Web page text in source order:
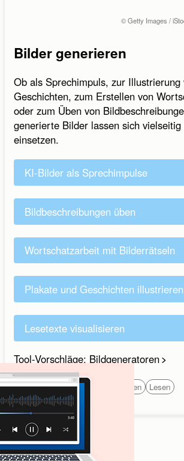
© Getty Images /
Bilder generieren
Ob als Sprechimpuls, zur Illustrierung
Geschichten, zum Erstellen von
oder zum Üben von
generierte Bilder lassen sich
einsetzen.
KI-Bilder als Sprechimpulse
Bildbeschreibungen üben
Wortschatzarbeit mit Bilderrätseln
Plakate und Geschichten illustrieren
Lesetexte visualisieren
Tool-Vorschläge: Bildgeneratoren
Schreiben Wortschatz Sprechen Lesen